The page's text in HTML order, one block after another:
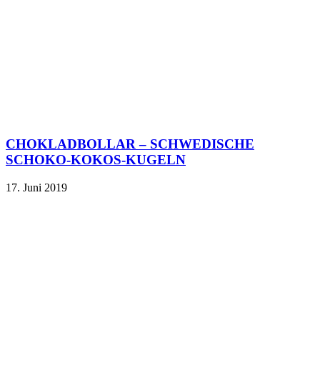
CHOKLADBOLLAR – SCHWEDISCHE
SCHOKO-KOKOS-KUGELN
17. Juni 2019